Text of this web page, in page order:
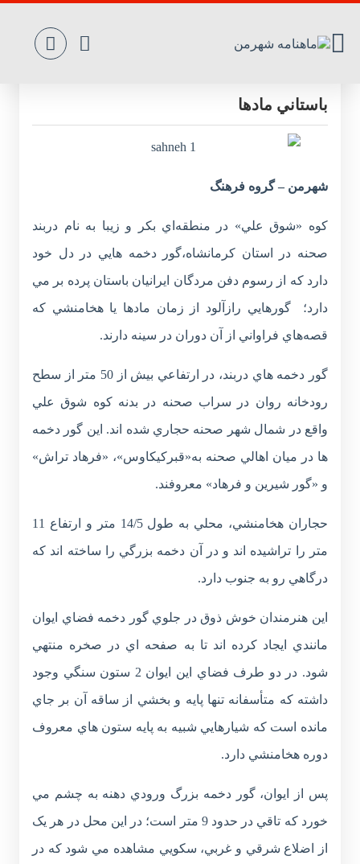
باستاني مادها
شهرمن – گروه فرهنگ
کوه «شوق علي» در منطقه‌اي بکر و زيبا به نام دربند
صحنه در استان کرمانشاه،گور دخمه هايي در دل خود
دارد که از رسوم دفن مردگان ايرانيان باستان پرده بر مي
دارد؛ گورهايي رازآلود از زمان مادها يا هخامنشي که
قصه‌هاي فراواني از آن دوران در سينه دارند.
گور دخمه هاي دربند، در ارتفاعي بيش از 50 متر از سطح
رودخانه روان در سراب صحنه در بدنه کوه شوق علي
واقع در شمال شهر صحنه حجاري شده اند. اين گور دخمه
ها در ميان اهالي صحنه به«قبرکيکاوس»، «فرهاد تراش»
و «گور شيرين و فرهاد» معروفند.
حجاران هخامنشي، محلي به طول 14/5 متر و ارتفاع 11
متر را تراشيده اند و در آن دخمه بزرگي را ساخته اند که
درگاهي رو به جنوب دارد.
اين هنرمندان خوش ذوق در جلوي گور دخمه فضاي ايوان
مانندي ايجاد کرده اند تا به صفحه اي در صخره منتهي
شود. در دو طرف فضاي اين ايوان 2 ستون سنگي وجود
داشته که متأسفانه تنها پايه و بخشي از ساقه آن بر جاي
مانده است که شيارهايي شبيه به پايه ستون هاي معروف
دوره هخامنشي دارد.
پس از ايوان، گور دخمه بزرگ ورودي دهنه به چشم مي
خورد که تاقي در حدود 9 متر است؛ در اين محل در هر يک
از اضلاع شرقي و غربي، سکويي مشاهده مي شود که در